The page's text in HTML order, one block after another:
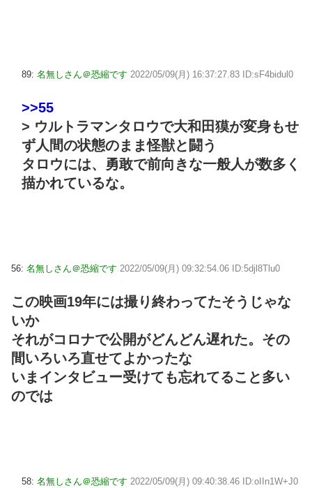
89: 名無しさん＠恐縮です 2022/05/09(月) 16:37:27.83 ID:sF4bidul0
>>55
> ウルトラマンタロウで大和田獏が変身もせ
ず人間の状態のまま怪獣と闘う
タロウには、勇敢で前向きな一般人が数多く
描かれているな。
56: 名無しさん＠恐縮です 2022/05/09(月) 09:32:54.06 ID:5djl8Tlu0
この映画19年には撮り終わってたそうじゃな
いか
それがコロナで公開がどんどん遅れた。その
間いろいろ直せてよかったな
いまインタビュー受けても忘れてること多い
のでは
58: 名無しさん＠恐縮です 2022/05/09(月) 09:40:38.46 ID:oIIn1W+J0